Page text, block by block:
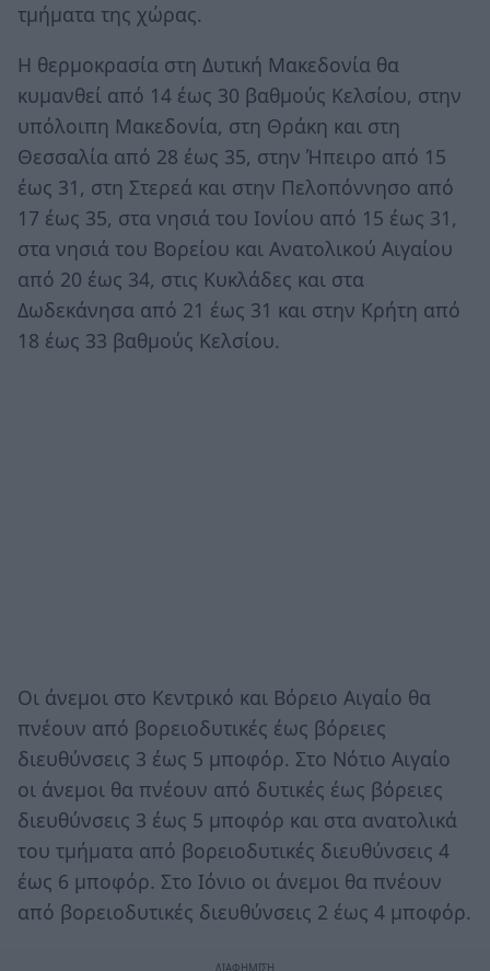
τμήματα της χώρας.
Η θερμοκρασία στη Δυτική Μακεδονία θα
κυμανθεί από 14 έως 30 βαθμούς Κελσίου, στην
υπόλοιπη Μακεδονία, στη Θράκη και στη
Θεσσαλία από 28 έως 35, στην Ήπειρο από 15
έως 31, στη Στερεά και στην Πελοπόννησο από
17 έως 35, στα νησιά του Ιονίου από 15 έως 31,
στα νησιά του Βορείου και Ανατολικού Αιγαίου
από 20 έως 34, στις Κυκλάδες και στα
Δωδεκάνησα από 21 έως 31 και στην Κρήτη από
18 έως 33 βαθμούς Κελσίου.
Οι άνεμοι στο Κεντρικό και Βόρειο Αιγαίο θα
πνέουν από βορειοδυτικές έως βόρειες
διευθύνσεις 3 έως 5 μποφόρ. Στο Νότιο Αιγαίο
οι άνεμοι θα πνέουν από δυτικές έως βόρειες
διευθύνσεις 3 έως 5 μποφόρ και στα ανατολικά
του τμήματα από βορειοδυτικές διευθύνσεις 4
έως 6 μποφόρ. Στο Ιόνιο οι άνεμοι θα πνέουν
από βορειοδυτικές διευθύνσεις 2 έως 4 μποφόρ.